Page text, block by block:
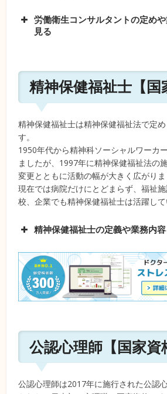
出所：労働安全衛生規則
労働衛生コンサルタントの定め
見る
出所：労働安全衛生法
精神保健福祉士【国
精神保健福祉士は精神保健福祉法で定
す。
1950年代から精神科ソーシャルワーカ
ましたが、1997年に精神保健福祉法の
変更とともに活動の幅が大きく広がりま
現在では病院だけにとどまらず、福祉
校、企業でも精神保健福祉士は活躍して
精神保健福祉士の定義や業務内
公認心理師【国家資
公認心理師は2017年に施行された公認